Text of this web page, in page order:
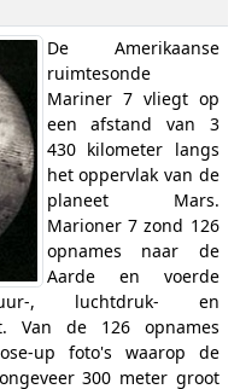
De Amerikaanse
ruimtesonde
Mariner 7 vliegt op
een afstand van 3
430 kilometer langs
het oppervlak van de
planeet Mars.
Marioner 7 zond 126
opnames naar de
Aarde en voerde
, luchtdruk- en
Van de 126 opnames
up foto's waarop de
300 meter groot